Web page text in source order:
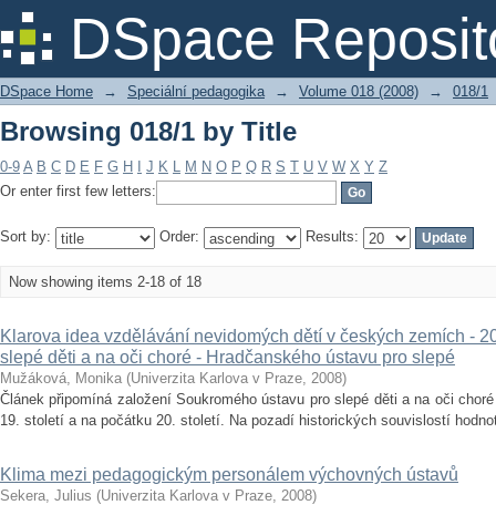
DSpace
Browsing 018/1 by Title
DSpace Home → Speciální pedagogika → Volume 018 (2008) → 018/1
Browsing 018/1 by Title
0-9 A B C D E F G H J K L M N O P Q R S T U V W X Y Z
Or enter first few letters:
Sort by: Order: Results:
Now showing items 2-18 of 18
Klarova idea vzdělávání nevidomých dětí v českých zemích -
slepé děti a na oči choré - Hradčanského ústavu pro slepé
Mužáková, Monika (Univerzita Karlova v Praze, 2008)
Článek připomíná založení Soukromého ústavu pro slepé děti a na oči
19. století a na počátku 20. století. Na pozadí historických souvislostí
Klima mezi pedagogickým personálem výchovných ústavů
Sekera, Julius (Univerzita Karlova v Praze, 2008)